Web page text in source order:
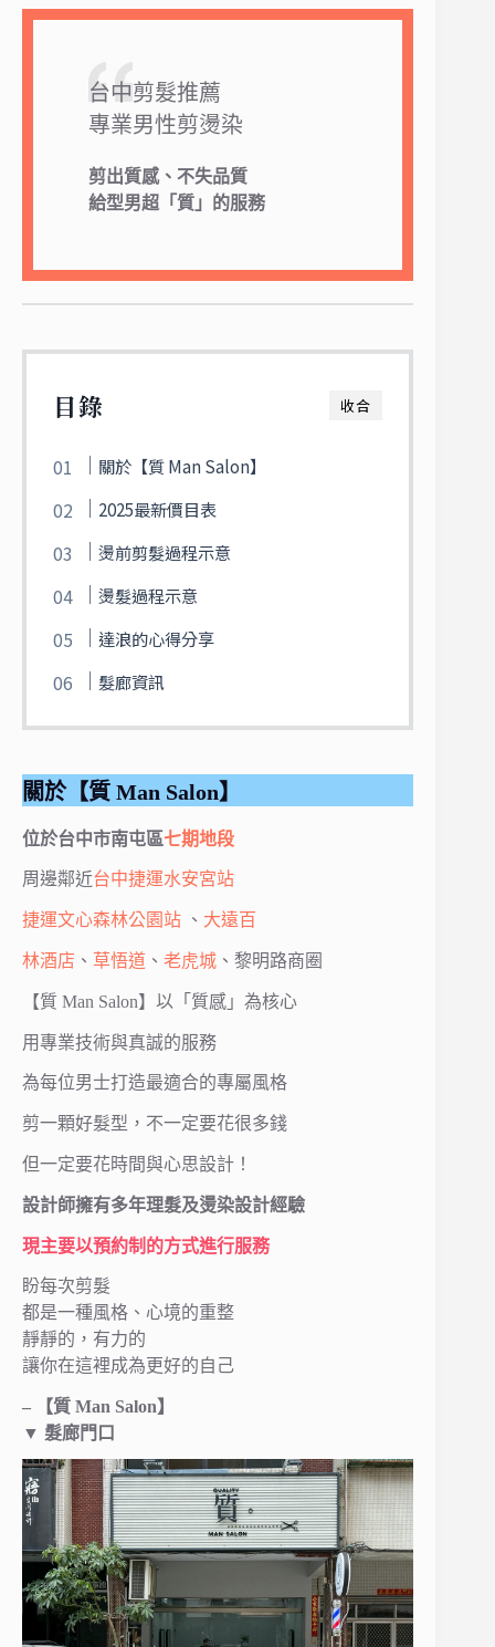
台中剪髮推薦
專業男性剪燙染
剪出質感、不失品質
給型男超「質」的服務
收合
目錄
關於【質 Man Salon】
2025最新價目表
燙前剪髮過程示意
燙髮過程示意
達浪的心得分享
髮廊資訊
關於【質 Man Salon】
位於台中市南屯區七期地段
周邊鄰近台中捷運水安宮站
捷運文心森林公園站 、 大遠百
林酒店 、 草悟道 、 老虎城 、黎明路商圈
【質 Man Salon】以「質感」為核心
用專業技術與真誠的服務
為每位男士打造最適合的專屬風格
剪一顆好髮型，不一定要花很多錢
但一定要花時間與心思設計！
設計師擁有多年理髮及燙染設計經驗
現主要以預約制的方式進行服務
盼每次剪髮
都是一種風格、心境的重整
靜靜的，有力的
讓你在這裡成為更好的自己
– 【質 Man Salon】
▼ 髮廊門口